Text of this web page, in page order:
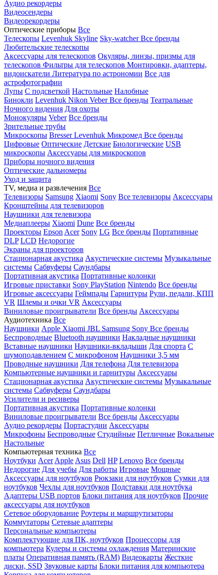
Аудио рекордеры
Видеосендеры
Видеорекордеры
Оптические приборы Все
Телескопы Levenhuk Skyline Sky-watcherВсе бренды
Любительские телескопы
Аксессуары для телескопов Окуляры, линзы, призмы для
телескопов Фильтры для телескопов Монтировки, адаптеры,
видоискатели Литература по астрономии Все для
астрофотографии
Лупы С подсветкой Настольные Налобные
Бинокли Levenhuk Nikon VeberВсе бренды Театральные
Ночного видения Для охоты
Монокуляры Veber Все бренды
Зрительные трубы
Микроскопы BresserLevenhuk Микромед Все бренды
Цифровые Оптические Детские Биологические USB
микроскопы Аксессуары для микроскопов
Приборы ночного видения
Оптические дальномеры
Уход и защита
TV, медиа и развлечения Все
Телевизоры Samsung Xiaomi Sony Все телевизоры Аксессуары
Кронштейны для телевизоров
Наушники для телевизора
Медиаплееры Xiaomi Dune Все бренды
Проекторы Epson Acer Sony LG Все бренды Портативные
DLP LCD Недорогие
Экраны для проекторов
Стационарная акустика Акустические системы Музыкальные
системы Сабвуферы Саундбары
Портативная акустика Портативные колонки
Игровые приставки Sony PlayStation Nintendo Все бренды
Игровые аксессуары Геймпады Гарнитуры Рули, педали, КПП
VR Шлемы и очки VR Аксессуары
Виниловые проигрыватели Все бренды Аксессуары
Аудиотехника Все
Наушники Apple Xiaomi JBL Samsung Sony Все бренды
Беспроводные Bluetooth наушники Накладные наушники
Вставные наушники Наушники-вкладыши Для спорта С
шумоподавлением С микрофоном Наушники 3,5 мм
Проводные наушники Для телефона Для телевизора
Компьютерные наушники и гарнитуры Аксессуары
Стационарная акустика Акустические системы Музыкальные
системы Сабвуферы Саундбары
Усилители и ресиверы
Портативная акустика Портативные колонки
Виниловые проигрыватели Все бренды Аксессуары
Аудио рекордеры Портастудии Аксессуары
Микрофоны Беспроводные Студийные Петличные Вокальные
Настольные
Компьютерная техника Все
Ноутбуки Acer Apple Asus Dell HP Lenovo Все бренды
Недорогие Для учебы Для работы Игровые Мощные
Аксессуары для ноутбуков Рюкзаки для ноутбуков Сумки для
ноутбуков Чехлы для ноутбуков Подставки для ноутбука
Адаптеры USB портов Блоки питания для ноутбуков Прочие
аксессуары для ноутбуков
Сетевое оборудование Роутеры и маршрутизаторы
Коммутаторы Сетевые адаптеры
Персональные компьютеры
Комплектующие для ПК, ноутбуков Процессоры для
компьютера Кулеры и системы охлаждения Материнские
платы Оперативная память (RAM) Видеокарты Жесткие
диски, SSD Звуковые карты Блоки питания для компьютера